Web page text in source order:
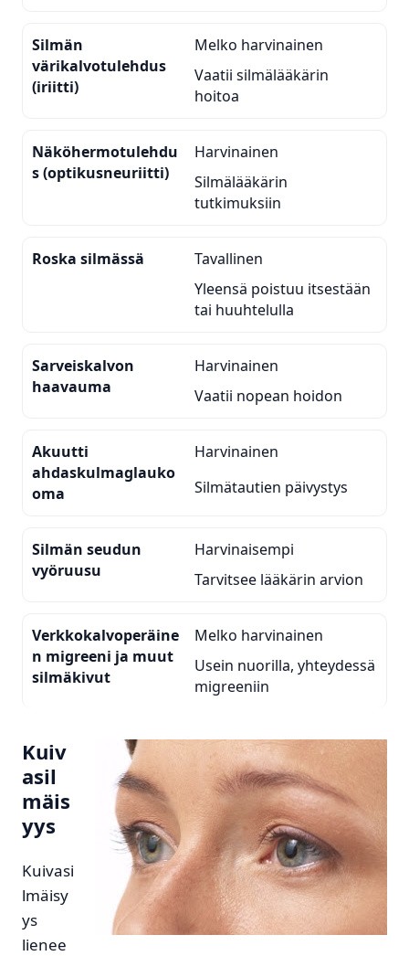
Silmän
värikalvotulehdus
(iriitti)
Melko harvinainen
Vaatii silmälääkärin
hoitoa
Näköhermotulehdu
s (optikusneuriitti)
Harvinainen
Silmälääkärin
tutkimuksiin
Roska silmässä
Tavallinen
Yleensä poistuu itsestään
tai huuhtelulla
Sarveiskalvon
haavauma
Harvinainen
Vaatii nopean hoidon
Akuutti
ahdaskulmaglauko
oma
Harvinainen
Silmätautien päivystys
Silmän seudun
vyöruusu
Harvinaisempi
Tarvitsee lääkärin arvion
Verkkokalvoperäine
n migreeni ja muut
silmäkivut
Melko harvinainen
Usein nuorilla, yhteydessä
migreeniin
Kuiv
asil
mäis
yys
Kuivasi
lmäisy
ys
lienee